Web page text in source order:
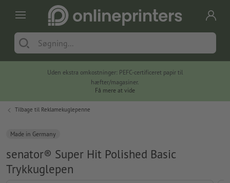
Uden ekstra omkostninger: PEFC-certificeret papir til
hæfter/magasiner.
Få mere at vide
Tilbage til Reklamekuglepenne
Made in Germany
senator® Super Hit Polished Basic
Trykkuglepen